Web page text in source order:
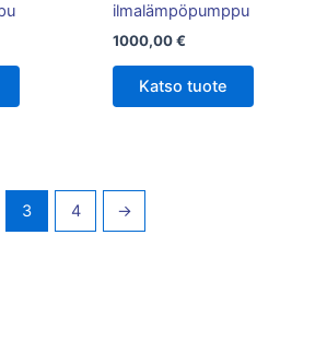
ilmalämpöpumppu
1000,00€
Katso tuote
3 4 →